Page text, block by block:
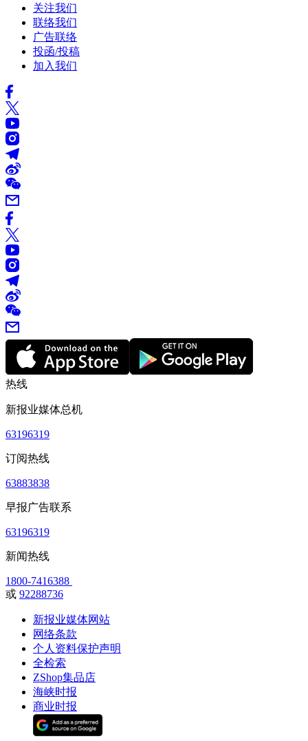
关注我们
联络我们
广告联络
投函/投稿
加入我们
热线
新报业媒体总机
63196319
订阅热线
63883838
早报广告联系
63196319
新闻热线
1800-7416388
或 92288736
新报业媒体网站
网络条款
个人资料保护声明
全检索
ZShop集品店
海峡时报
商业时报